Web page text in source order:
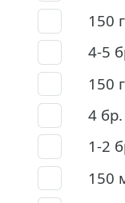
150
4-5
150
4 бр.
1-2
150